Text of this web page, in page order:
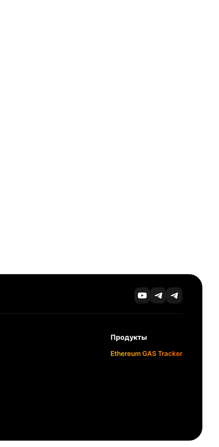
Продукты
Ethereum GAS Tracker